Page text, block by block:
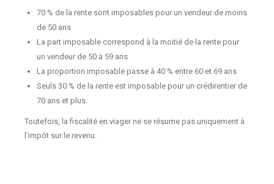
70 % de la rente sont imposables pour un vendeur de moins
de 50 ans
La part imposable correspond à la moitié de la rente pour
un vendeur de 50 à 59 ans
La proportion imposable passe à 40 % entre 60 et 69 ans
Seuls 30 % de la rente est imposable pour un crédirentier de
70 ans et plus.
Toutefois, la fiscalité en viager ne se résume pas uniquement à
l’impôt sur le revenu.